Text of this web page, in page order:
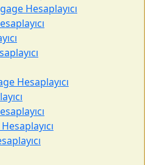
Hesaplayıcı
Hesaplayıcı